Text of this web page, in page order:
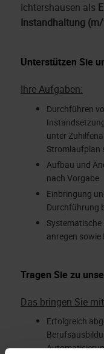
Ichtershausen als
Instandhaltung
Unterstützen Sie
Ihre Aufgaben:
Durchführen
unter
Stromlaufplan
Aufbau und
nach Vorgabe
Einbringung
Durchführung
Systematische
anregen
Tragen Sie zu
Das bringen Sie
Erfolgreich